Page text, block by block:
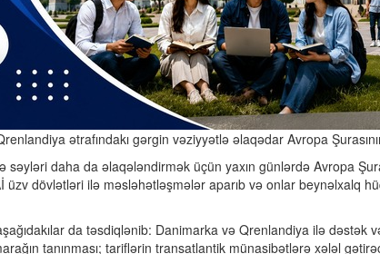
ətrafındakı gərgin vəziyyətlə əlaqədar Avropa
daha da əlaqələndirmək üçün yaxın günlərdə Avropa
üzv dövlətləri ilə məsləhətləşmələr aparıb və onlar beynəlxalq
da təsdiqlənib: Danimarka və Qrenlandiya ilə
tanınması; tariflərin transatlantik münasibətlərə xələl